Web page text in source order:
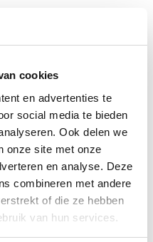
cookies
en advertenties te
social media te bieden
Ook delen we
onze site met onze
en analyse. Deze
combineren met andere
of die ze hebben
van hun services.
en België staan wij
reisadviseurs van
altijd voor uw vakantie
advies • Maatwerk •